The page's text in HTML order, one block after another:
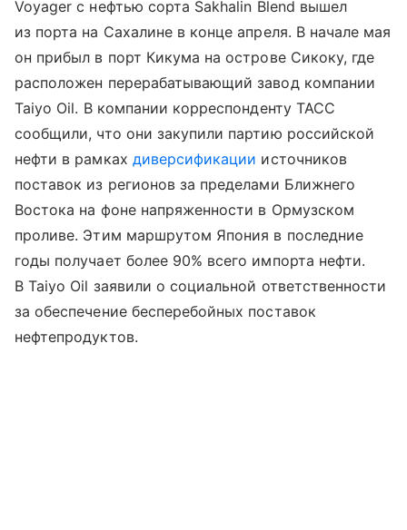
Voyager с нефтью сорта Sakhalin Blend вышел
из порта на Сахалине в конце апреля. В начале мая
он прибыл в порт Кикума на острове Сикоку, где
расположен перерабатывающий завод компании
Taiyo Oil. В компании корреспонденту ТАСС
сообщили, что они закупили партию российской
нефти в рамках диверсификации источников
поставок из регионов за пределами Ближнего
Востока на фоне напряженности в Ормузском
проливе. Этим маршрутом Япония в последние
годы получает более 90% всего импорта нефти.
В Taiyo Oil заявили о социальной ответственности
за обеспечение бесперебойных поставок
нефтепродуктов.